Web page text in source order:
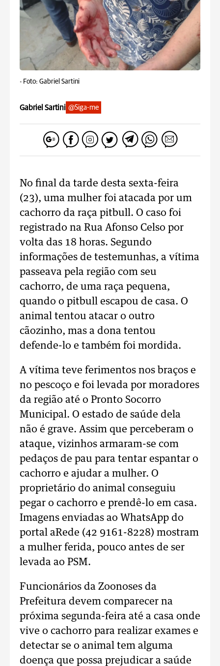
- Foto: Gabriel Sartini
Gabriel Sartini @Siga-me
No final da tarde desta sexta-feira
(23), uma mulher foi atacada por um
cachorro da raça pitbull. O caso foi
registrado na Rua Afonso Celso por
volta das 18 horas. Segundo
informações de testemunhas, a vítima
passeava pela região com seu
cachorro, de uma raça pequena,
quando o pitbull escapou de casa. O
animal tentou atacar o outro
cãozinho, mas a dona tentou
defende-lo e também foi mordida.
A vítima teve ferimentos nos braços e
no pescoço e foi levada por moradores
da região até o Pronto Socorro
Municipal. O estado de saúde dela
não é grave. Assim que perceberam o
ataque, vizinhos armaram-se com
pedaços de pau para tentar espantar o
cachorro e ajudar a mulher. O
proprietário do animal conseguiu
pegar o cachorro e prendê-lo em casa.
Imagens enviadas ao WhatsApp do
portal aRede (42 9161-8228) mostram
a mulher ferida, pouco antes de ser
levada ao PSM.
Funcionários da Zoonoses da
Prefeitura devem comparecer na
próxima segunda-feira até a casa onde
vive o cachorro para realizar exames e
detectar se o animal tem alguma
doença que possa prejudicar a saúde